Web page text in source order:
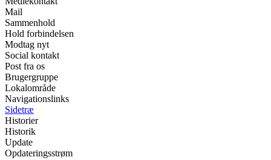
Mail
Sammenhold
Hold forbindelsen
Modtag nyt
Social kontakt
Post fra os
Brugergruppe
Lokalområde
Navigationslinks
Sidetræ
Historier
Historik
Update
Opdateringsstrøm